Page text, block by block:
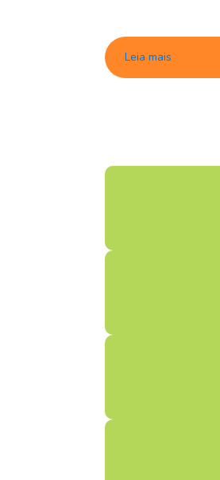
Leia mais